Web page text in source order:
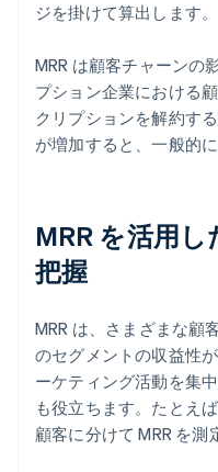
ジを掛けて算出します。
MRR は顧客チャーンの
プション企業における
クリプションを解約す
が増加すると、一般的に
MRR を活用
把握
MRR は、さまざまな顧
のセグメントの収益性
ーケティング活動を集
も役立ちます。たとえ
顧客に分けて MRR を測